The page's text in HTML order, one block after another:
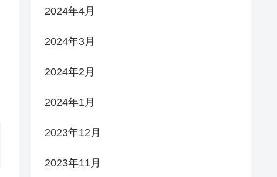
2024年4月
2024年3月
2024年2月
2024年1月
2023年12月
2023年11月